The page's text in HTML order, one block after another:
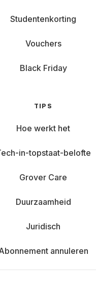
Studentenkorting
Vouchers
Black Friday
TIPS
Hoe werkt het
in-topstaat-belofte
Grover Care
Duurzaamheid
Juridisch
annuleren